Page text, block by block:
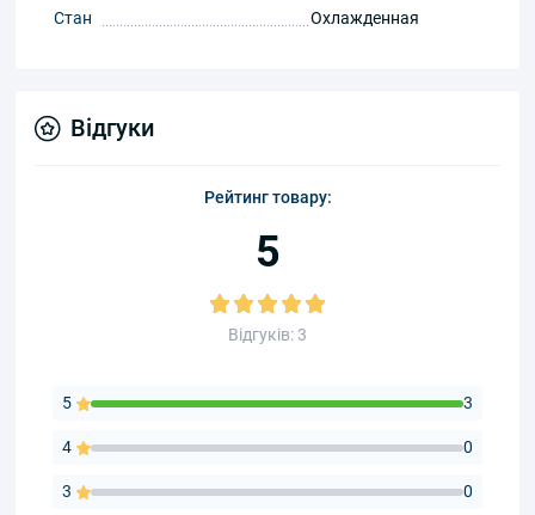
Стан Охлажденная
Відгуки
Рейтинг товару:
5
Відгуків: 3
5 3
4 0
3 0